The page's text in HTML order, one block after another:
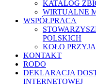
KATALOG
WIRTUALNE
WSPÓŁPRACA
POLSKICH
KOŁO
KONTAKT
RODO
DEKLARACJA
INTERNETOWEJ